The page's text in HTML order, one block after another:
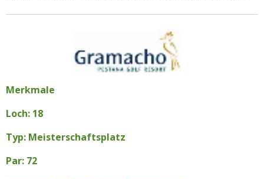
Merkmale
Loch: 18
Typ: Meisterschaftsplatz
Par: 72